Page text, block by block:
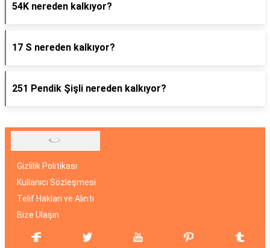
54K nereden kalkıyor?
17 S nereden kalkıyor?
251 Pendik Şişli nereden kalkıyor?
Gizlilik Politikası
Kullanıcı Sözleşmesi
Telif Hakları ve Alıntı
Bize Ulaşın